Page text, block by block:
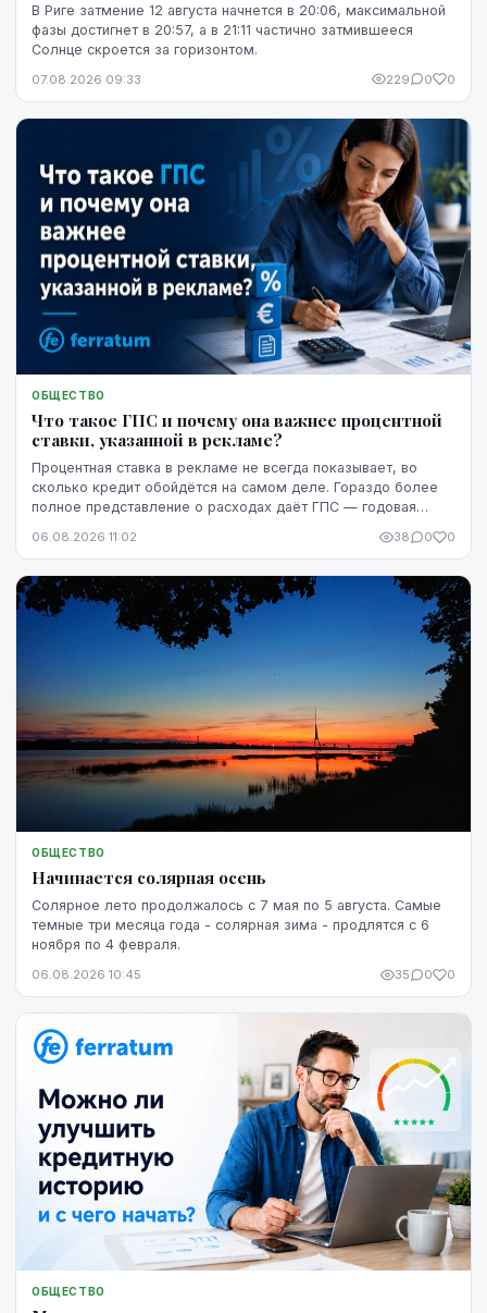
В Риге затмение 12 августа начнется в 20:06, максимальной
фазы достигнет в 20:57, а в 21:11 частично затмившееся
Солнце скроется за горизонтом.
07.08.2026 09:33 229 0 0
ОБЩЕСТВО
Что такое ГПС и почему она важнее процентной
ставки, указанной в рекламе?
Процентная ставка в рекламе не всегда показывает, во
сколько кредит обойдётся на самом деле. Гораздо более
полное представление о расходах даёт ГПС — годовая
06.08.2026 11:02 38 0 0
ОБЩЕСТВО
Начинается солярная осень
Солярное лето продолжалось с 7 мая по 5 августа. Самые
темные три месяца года - солярная зима - продлятся с 6
ноября по 4 февраля.
06.08.2026 10:45 35 0 0
ОБЩЕСТВО